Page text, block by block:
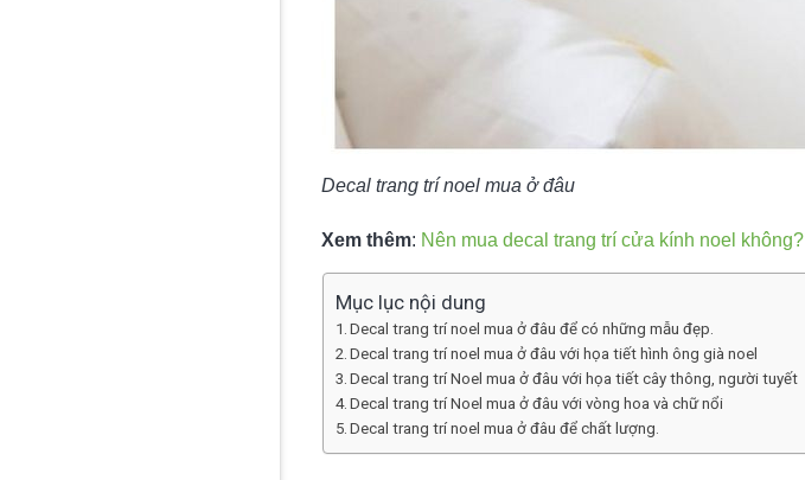
Decal trang trí noel mua ở đâu
Xem thêm: Nên mua decal trang trí cửa kính noel không?
Mục lục nội dung
Decal trang trí noel mua ở đâu để có những mẫu đẹp.
Decal trang trí noel mua ở đâu với họa tiết hình ông già noel
Decal trang trí Noel mua ở đâu với họa tiết cây thông, người tuyết
Decal trang trí Noel mua ở đâu với vòng hoa và chữ nổi
Decal trang trí noel mua ở đâu để chất lượng.